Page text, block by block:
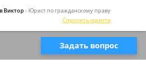
Виктор- Юрист по гражданскому праву
Спросить юриста
Задать вопрос